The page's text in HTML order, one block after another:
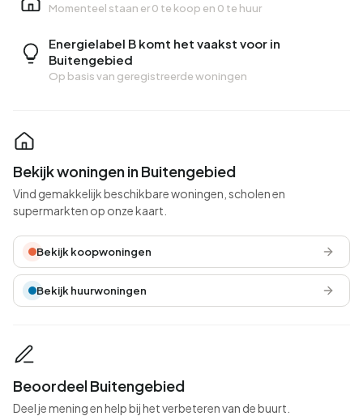
Momenteel staan er0 te koop en 0 te huur
Energielabel B komt het vaakst voor in
Buitengebied
Op basis van geregistreerde woningen
Bekijk woningen in Buitengebied
Vind gemakkelijk beschikbare woningen, scholen en
supermarkten op onze kaart.
Bekijk koopwoningen
Bekijk huurwoningen
Beoordeel Buitengebied
Deel je mening en help bij het verbeteren van de buurt.